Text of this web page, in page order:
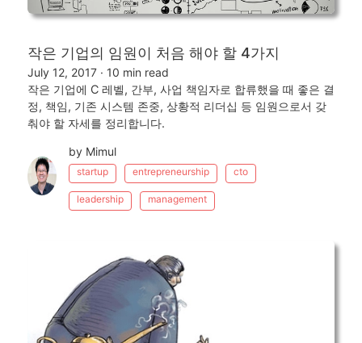
작은 기업의 임원이 처음 해야 할 4가지
July 12, 2017 · 10 min read
작은 기업에 C 레벨, 간부, 사업 책임자로 합류했을 때 좋은 결
정, 책임, 기존 시스템 존중, 상황적 리더십 등 임원으로서 갖
춰야 할 자세를 정리합니다.
by Mimul
startup entrepreneurship cto
leadership management